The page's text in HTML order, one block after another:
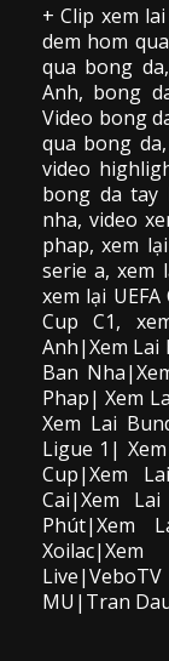
+ Clip xem
dem hom
qua bong da,
Anh, bong
Video bong
qua bong da
video
bong da tay
nha,video
phap, xem
serie a, xem
xem lại
Cup C1,
Anh|Xem Lai
Ban
Phap| Xem
Xem Lai
Ligue 1|
Cup|Xem
Cai|Xem
Phút|Xem
MU|Tran